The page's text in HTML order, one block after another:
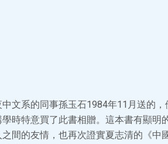
文系的同事孫玉石1984年11月送的
時特意買了此書相贈。這本書有顯明
間的友情，也再次證實夏志清的《中